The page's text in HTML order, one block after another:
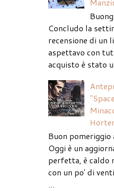
Concludo la
recensione di un
aspettavo con
acquisto è stato
Buon
Oggi è un
perfetta, è caldo
con un po' di
...